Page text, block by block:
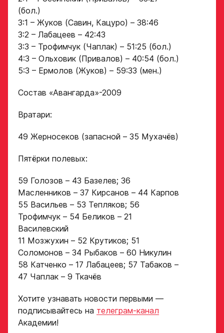
(бол.)
3:1 – Жуков (Савин, Кацуро) – 38:46
3:2 – Лабацеев – 42:43
3:3 – Трофимчук (Чаплак) – 51:25 (бол.)
4:3 – Ольховик (Привалов) – 40:54 (бол.)
5:3 – Ермолов (Жуков) – 59:33 (мен.)
Состав «Авангарда»-2009
Вратари:
49 Жерносеков (запасной – 35 Мухачёв)
Пятёрки полевых:
59 Голозов – 43 Базелев; 36
Масленников – 37 Кирсанов – 44 Карпов
55 Васильев – 53 Тепляков; 56
Трофимчук – 54 Беликов – 21
Василевский
11 Мозжухин – 52 Крутиков; 51
Соломонов – 34 Рыбаков – 60 Никулин
58 Катченко – 17 Лабацеев; 57 Табаков –
47 Чаплак – 9 Ткачёв
Хотите узнавать новости первыми —
подписывайтесь на телеграм-канал
Академии!
условия
обработки
персональных
данных
Ассоциации
ХК Авангард
Отправленная заявка
скаутского отдела
ответа с законным
представителем игрока
в заявке номеру!
Игровой номер
ФИО законного
представителя
«Отправить»,
вы принимаете
ХК Авангард
скаутского отдела
Академии «Авангард»